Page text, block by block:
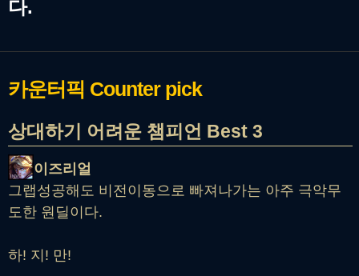
다.
카운터픽 Counter pick
상대하기 어려운 챔피언 Best 3
이즈리얼
그랩성공해도 비전이동으로 빠져나가는 아주 극악무
도한 원딜이다.
하! 지! 만!